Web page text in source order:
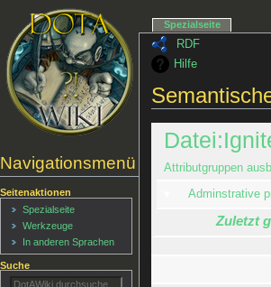
RDF
Hilfe
Attributgruppen
Adminstrative
Zuletzt
Navigationsmenü
Spezialseite
Seitenaktionen
Spezialseite
Werkzeuge
In anderen Sprachen
Suche